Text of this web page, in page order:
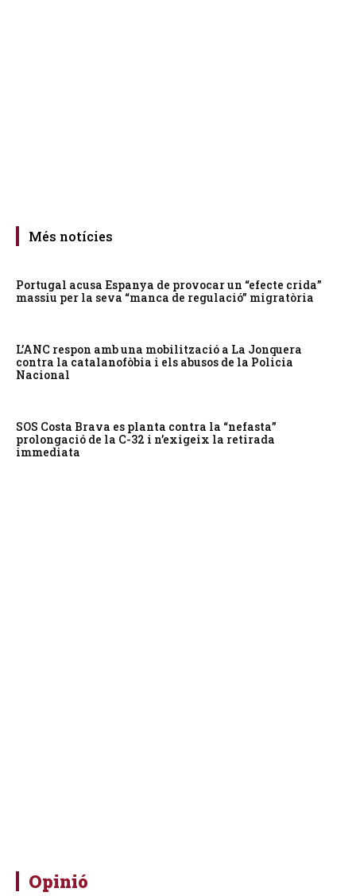
Més notícies
Portugal acusa Espanya de provocar un “efecte crida”
massiu per la seva “manca de regulació” migratòria
L’ANC respon amb una mobilització a La Jonquera
contra la catalanofòbia i els abusos de la Policia
Nacional
SOS Costa Brava es planta contra la “nefasta”
prolongació de la C-32 i n’exigeix la retirada
immediata
Opinió